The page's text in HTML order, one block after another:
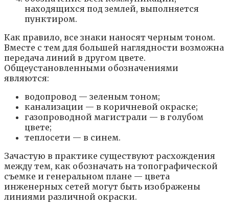
находящихся под землей, выполняется
пунктиром.
Как правило, все знаки наносят черным тоном.
Вместе с тем для большей наглядности возможна
передача линий в другом цвете.
Общеустановленными обозначениями
являются:
водопровод — зеленым тоном;
канализации — в коричневой окраске;
газопроводной магистрали — в голубом
цвете;
теплосети — в синем.
Зачастую в практике существуют расхождения
между тем, как обозначать на топографической
съемке и генеральном плане — цвета
инженерных сетей могут быть изображены
линиями различной окраски.